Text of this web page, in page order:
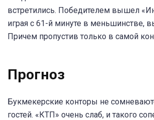
встретились. Победителем вышел
играя с 61-й минуте в меньшинстве,
Причем пропустив только в самой
Прогноз
Букмекерские конторы не
гостей. «КТП» очень слаб, и такого